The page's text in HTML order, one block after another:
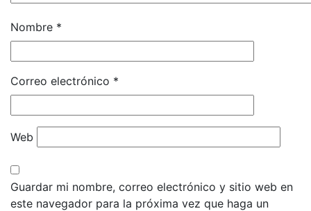
Nombre *
Correo electrónico *
Web
Guardar mi nombre, correo electrónico y sitio web en
este navegador para la próxima vez que haga un